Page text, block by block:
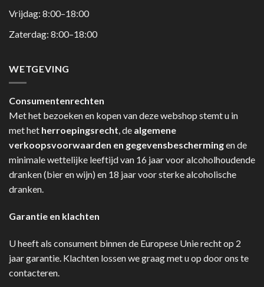
Vrijdag: 8:00–18:00
Zaterdag: 8:00–18:00
WETGEVING
Consumentenrechten
Met het bezoeken en kopen van deze webshop stemt u in
met het herroepingsrecht, de algemene
verkoopsvoorwaarden en gegevensbeschermingen de
minimale wettelijke leeftijd van 16 jaar voor alcoholhoudende
dranken (bier en wijn) en 18 jaar voor sterke alcoholische
dranken.
Garantie en klachten
U heeft als consument binnen de Europese Unie recht op 2
jaar garantie. Klachten lossen we graag met u op door ons te
contacteren.